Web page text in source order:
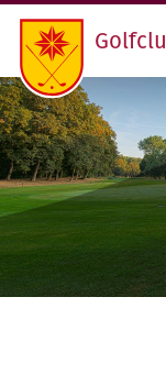
CONTACT